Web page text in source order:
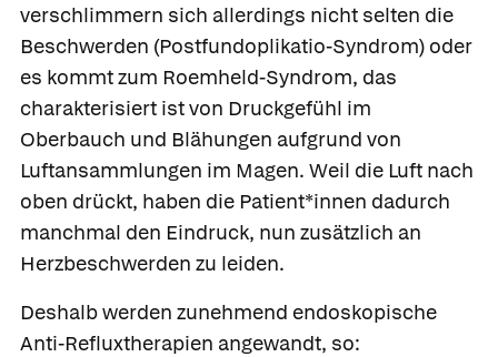
verschlimmern sich allerdings nicht selten die
Beschwerden (Postfundoplikatio-Syndrom) oder
es kommt zum Roemheld-Syndrom, das
charakterisiert ist von Druckgefühl im
Oberbauch und Blähungen aufgrund von
Luftansammlungen im Magen. Weil die Luft nach
oben drückt, haben die Patient*innen dadurch
manchmal den Eindruck, nun zusätzlich an
Herzbeschwerden zu leiden.
Deshalb werden zunehmend endoskopische
Anti-Refluxtherapien angewandt, so: